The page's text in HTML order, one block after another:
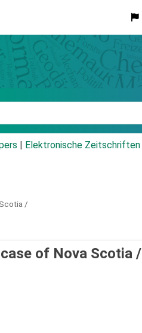
Elektronische Zeitschriften
/
of Nova Scotia /